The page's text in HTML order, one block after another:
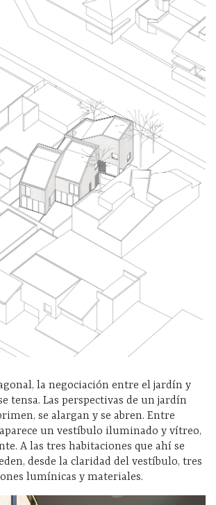
la negociación entre el jardín y
tensa. Las perspectivas de un jardín
se alargan y se abren. Entre
un vestíbulo iluminado y vítreo,
A las tres habitaciones que ahí se
desde la claridad del vestíbulo, tres
lumínicas y materiales.